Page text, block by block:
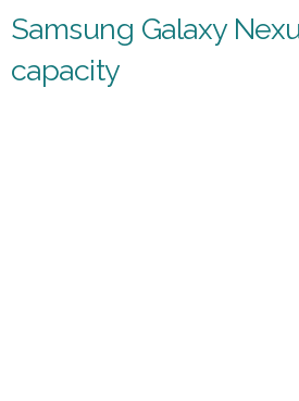
Samsung Galaxy
capacity